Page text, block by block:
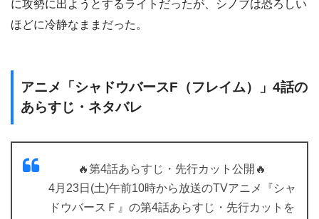
に攻勢に出ようとするライトだったが、シノブは恐ろしい
ほどに冷静なままだった。
アニメ「シャドウバースF（フレイム）」4話の
あらすじ・ネタバレ
🔥第4話あらすじ・先行カット公開🔥
4月23日(土)午前10時から放送のTVアニメ『シャ
ドウバースＦ』の第4話あらすじ・先行カットを